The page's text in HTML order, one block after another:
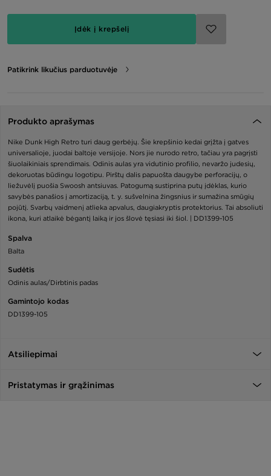
Įdėk į krepšelį
Patikrink likučius parduotuvėje
Produkto aprašymas
Nike Dunk High Retro turi daug gerbėjų. Šie krepšinio kedai grįžta į gatves
universalioje, juodai baltoje versijoje. Nors jie nurodo retro, tačiau yra pagrįsti
šiuolaikiniais sprendimais. Odinis aulas yra vidutinio profilio, nevaržo judesių,
dekoruotas būdingu logotipu. Pirštų dalis papuošta daugybe perforacijų, o
liežuvėlį puošia Swoosh antsiuvas. Patogumą sustiprina putų įdėklas, kurio
savybės panašios į amortizaciją, t. y. sušvelnina žingsnius ir sumažina smūgių
pojūtį. Svarbų vaidmenį atlieka apvalus, daugiakryptis protektorius. Tai absoliuti
ikona, kuri atlaikė bėgantį laiką ir jos šlovė tęsiasi iki šiol. | DD1399-105
Spalva
Balta
Sudėtis
Odinis aulas/Dirbtinis padas
Gamintojo kodas
DD1399-105
Atsiliepimai
Pristatymas ir grąžinimas